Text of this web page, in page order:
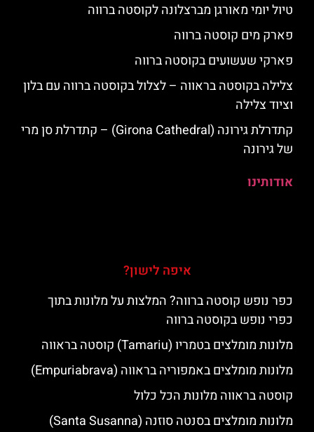
טיול יומי מאורגן מברצלונה לקוסטה ברווה
פארק מים קוסטה ברווה
פארקי שעשועים בקוסטה ברווה
צלילה בקוסטה בראווה – לצלול בקוסטה ברווה עם בלון
וציוד צלילה
קתדרלת גירונה (Girona Cathedral) – קתדרלת סן מרי
של גירונה
אודותינו
איפה לישון?
כפר נופש קוסטה ברווה? המלצות על מלונות בתוך
כפרי נופש בקוסטה ברווה
מלונות מומלצים בטמריו (Tamariu) קוסטה בראווה
מלונות מומלצים באמפוריה בראווה (Empuriabrava)
קוסטה בראווה מלונות הכל כלול
מלונות מומלצים בסנטה סוזנה (Santa Susanna)